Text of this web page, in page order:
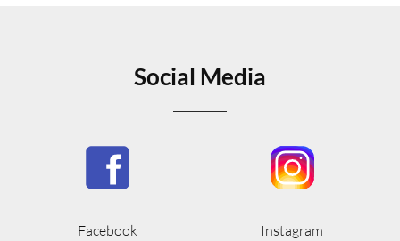
Social Media
Facebook Instagram